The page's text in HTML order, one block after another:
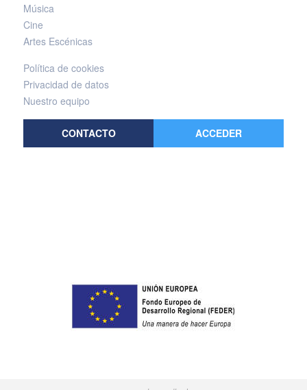
Música
Cine
Artes Escénicas
Política de cookies
Privacidad de datos
Nuestro equipo
CONTACTO ACCEDER